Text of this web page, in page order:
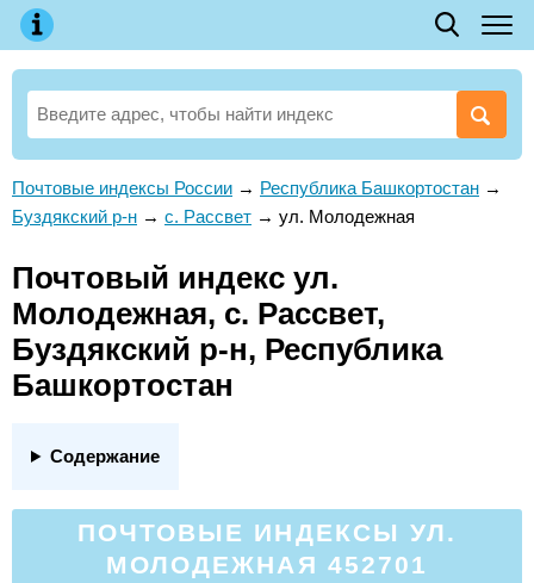
Почтовые индексы России → Республика Башкортостан →
Буздякский р-н → с. Рассвет → ул. Молодежная
Почтовый индекс ул.
Молодежная, с. Рассвет,
Буздякский р-н, Республика
Башкортостан
Содержание
ПОЧТОВЫЕ ИНДЕКСЫ УЛ.
МОЛОДЕЖНАЯ 452701